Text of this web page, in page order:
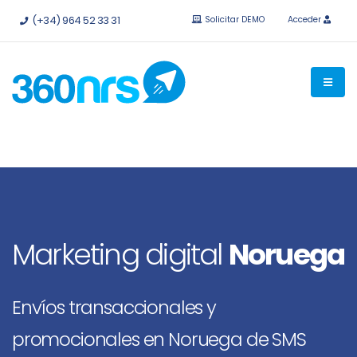
Pruébalo gratis sin compromiso. API e integraciones
(+34) 964 52 33 31 Solicitar DEMO Acceder
Marketing digital Noruega
Envíos transaccionales y
promocionales en Noruega de SMS